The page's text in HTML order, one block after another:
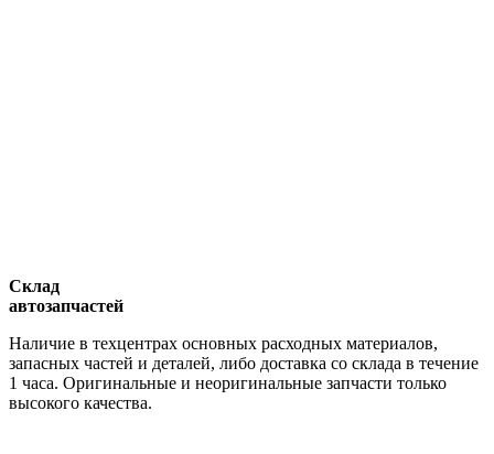
Склад
автозапчастей
Наличие в техцентрах основных расходных материалов,
запасных частей и деталей, либо доставка со склада в течение
1 часа. Оригинальные и неоригинальные запчасти только
высокого качества.